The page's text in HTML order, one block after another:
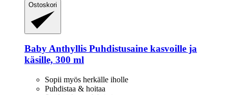
Ostoskori
Baby Anthyllis Puhdistusaine kasvoille ja
käsille, 300 ml
Sopii myös herkälle iholle
Puhdistaa & hoitaa